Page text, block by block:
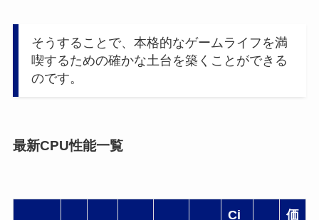
そうすることで、本格的なゲームライフを満
喫するための確かな土台を築くことができる
のです。
最新CPU性能一覧
Ci 価